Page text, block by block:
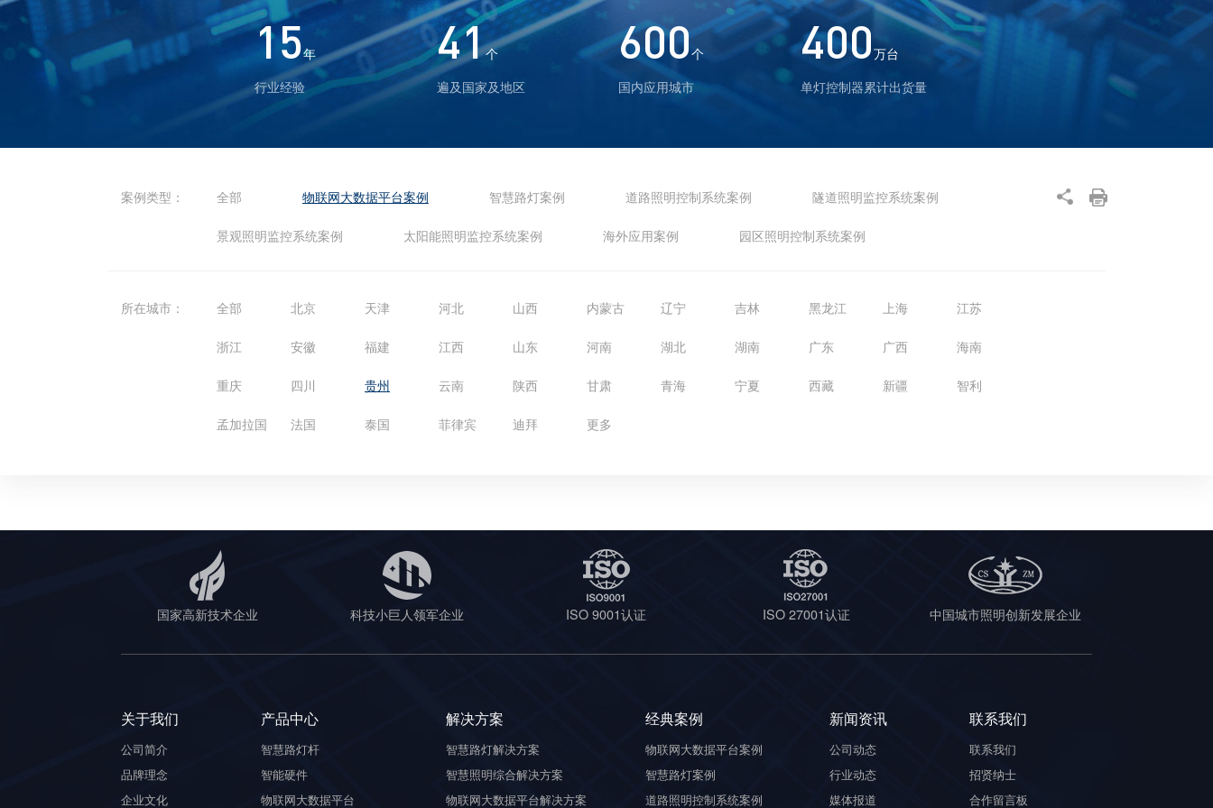
15年
行业经验
41个
遍及国家及地区
600个
国内应用城市
400万台
单灯控制器累计出货量
案例类型： 全部 物联网大数据平台案例 智慧路灯案例 道路照明控制系统案例 隧道照明监控系统案例
景观照明监控系统案例 太阳能照明监控系统案例 海外应用案例 园区照明控制系统案例
所在城市： 全部 北京 天津 河北 山西 内蒙古 辽宁 吉林 黑龙江 上海 江苏
浙江 安徽 福建 江西 山东 河南 湖北 湖南 广东 广西 海南
重庆 四川 贵州 云南 陕西 甘肃 青海 宁夏 西藏 新疆 智利
孟加拉国 法国 泰国 菲律宾 迪拜 更多
国家高新技术企业 科技小巨人领军企业 ISO 9001认证 ISO 27001认证 中国城市照明创新发展企业
关于我们
公司简介
品牌理念
企业文化
产品中心
智慧路灯杆
智能硬件
物联网大数据平台
解决方案
智慧路灯解决方案
智慧照明综合解决方案
物联网大数据平台解决方案
经典案例
物联网大数据平台案例
智慧路灯案例
道路照明控制系统案例
新闻资讯
公司动态
行业动态
媒体报道
联系我们
联系我们
招贤纳士
合作留言板